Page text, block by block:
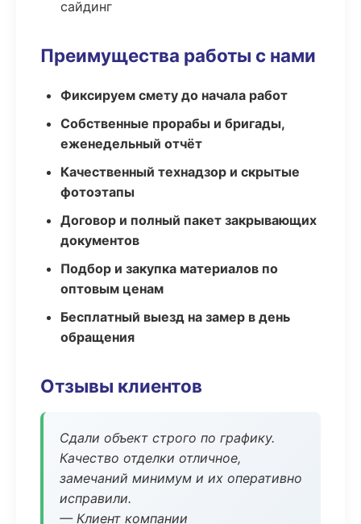
сайдинг
Преимущества работы с нами
Фиксируем смету до начала работ
Собственные прорабы и бригады,
еженедельный отчёт
Качественный технадзор и скрытые
фотоэтапы
Договор и полный пакет закрывающих
документов
Подбор и закупка материалов по
оптовым ценам
Бесплатный выезд на замер в день
обращения
Отзывы клиентов
Сдали объект строго по графику.
Качество отделки отличное,
замечаний минимум и их оперативно
исправили.
— Клиент компании